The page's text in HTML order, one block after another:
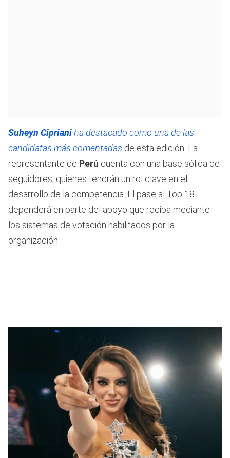
Suheyn Ciprianiha destacado como una de las
candidatas más comentadas de esta edición. La
representante de Perú cuenta con una base sólida de
seguidores, quienes tendrán un rol clave en el
desarrollo de la competencia. El pase al Top 18
dependerá en parte del apoyo que reciba mediante
los sistemas de votación habilitados por la
organización.